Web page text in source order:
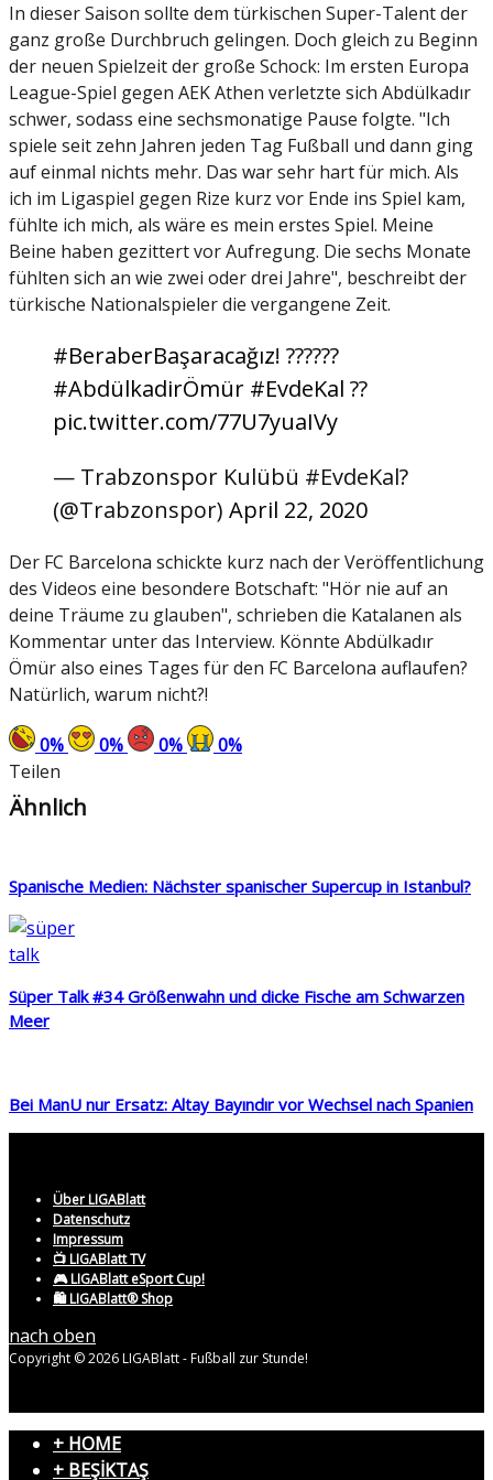
In dieser Saison sollte dem türkischen Super-Talent der
ganz große Durchbruch gelingen. Doch gleich zu Beginn
der neuen Spielzeit der große Schock: Im ersten Europa
League-Spiel gegen AEK Athen verletzte sich Abdülkadır
schwer, sodass eine sechsmonatige Pause folgte. "Ich
spiele seit zehn Jahren jeden Tag Fußball und dann ging
auf einmal nichts mehr. Das war sehr hart für mich. Als
ich im Ligaspiel gegen Rize kurz vor Ende ins Spiel kam,
fühlte ich mich, als wäre es mein erstes Spiel. Meine
Beine haben gezittert vor Aufregung. Die sechs Monate
fühlten sich an wie zwei oder drei Jahre", beschreibt der
türkische Nationalspieler die vergangene Zeit.
#BeraberBaşaracağız! ??????
#AbdülkadirÖmür #EvdeKal ??
pic.twitter.com/77U7yuaIVy
— Trabzonspor Kulübü #EvdeKal?
(@Trabzonspor) April 22, 2020
Der FC Barcelona schickte kurz nach der Veröffentlichung
des Videos eine besondere Botschaft: "Hör nie auf an
deine Träume zu glauben", schrieben die Katalanen als
Kommentar unter das Interview. Könnte Abdülkadır
Ömür also eines Tages für den FC Barcelona auflaufen?
Natürlich, warum nicht?!
0% 0% 0% 0%
Teilen
Ähnlich
Spanische Medien: Nächster spanischer Supercup in Istanbul?
Süper Talk #34 Größenwahn und dicke Fische am Schwarzen
Meer
Bei ManU nur Ersatz: Altay Bayındır vor Wechsel nach Spanien
Über LIGABlatt
Datenschutz
Impressum
📺 LIGABlatt TV
🎮 LIGABlatt eSport Cup!
🛍️ LIGABlatt® Shop
nach oben
Copyright © 2026 LIGABlatt - Fußball zur Stunde!
+ HOME
+ BEŞİKTAŞ